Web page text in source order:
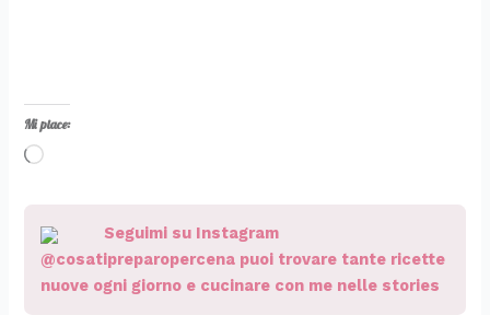
Mi piace:
Caricamento
Seguimi su Instagram
@cosatipreparopercena puoi trovare tante ricette
nuove ogni giorno e cucinare con me nelle stories